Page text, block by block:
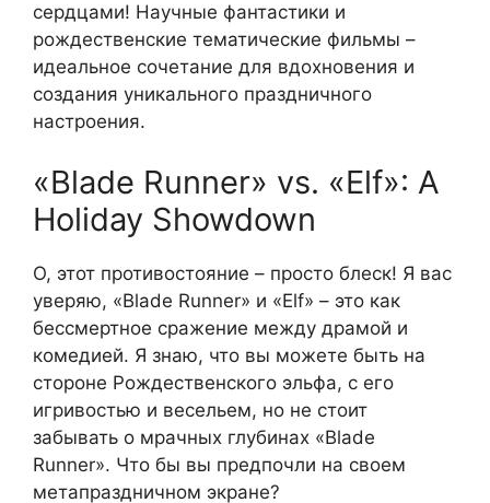
сердцами! Научные фантастики и
рождественские тематические фильмы –
идеальное сочетание для вдохновения и
создания уникального праздничного
настроения.
«Blade Runner» vs. «Elf»: A
Holiday Showdown
О, этот противостояние – просто блеск! Я вас
уверяю, «Blade Runner» и «Elf» – это как
бессмертное сражение между драмой и
комедией. Я знаю, что вы можете быть на
стороне Рождественского эльфа, с его
игривостью и весельем, но не стоит
забывать о мрачных глубинах «Blade
Runner». Что бы вы предпочли на своем
метапраздничном экране?